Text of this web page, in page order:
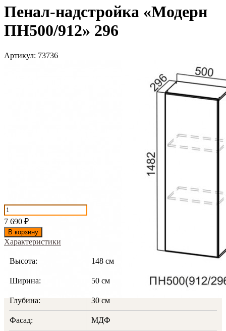
Пенал-надстройка «Модерн
ПН500/912» 296
Артикул: 73736
7 690 ₽
В корзину
Характеристики
Высота: 148 см
Ширина: 50 см
Глубина: 30 см
Фасад: МДФ